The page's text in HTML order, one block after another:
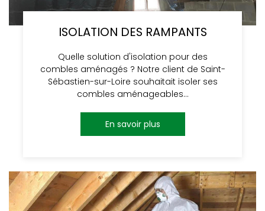
ISOLATION DES RAMPANTS
Quelle solution d'isolation pour des
combles aménagés ? Notre client de Saint-
Sébastien-sur-Loire souhaitait isoler ses
combles aménageables…
En savoir plus